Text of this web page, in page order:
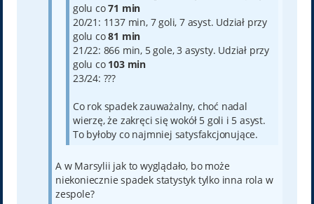
golu co71 min
20/21: 1137 min, 7 goli, 7 asyst. Udział przy
golu co81 min
21/22: 866 min, 5 gole, 3 asysty. Udział przy
golu co 103 min
23/24: ???
Co rok spadek zauważalny, choć nadal
wierzę, że zakręci się wokół 5 goli i 5 asyst.
To byłoby co najmniej satysfakcjonujące.
A w Marsylii jak to wyglądało, bo może
niekoniecznie spadek statystyk tylko inna rola w
zespole?